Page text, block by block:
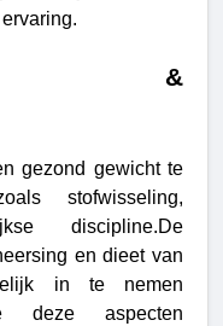
&
gezond gewicht te
stofwisseling,
discipline.De
en dieet van
in te nemen
deze aspecten